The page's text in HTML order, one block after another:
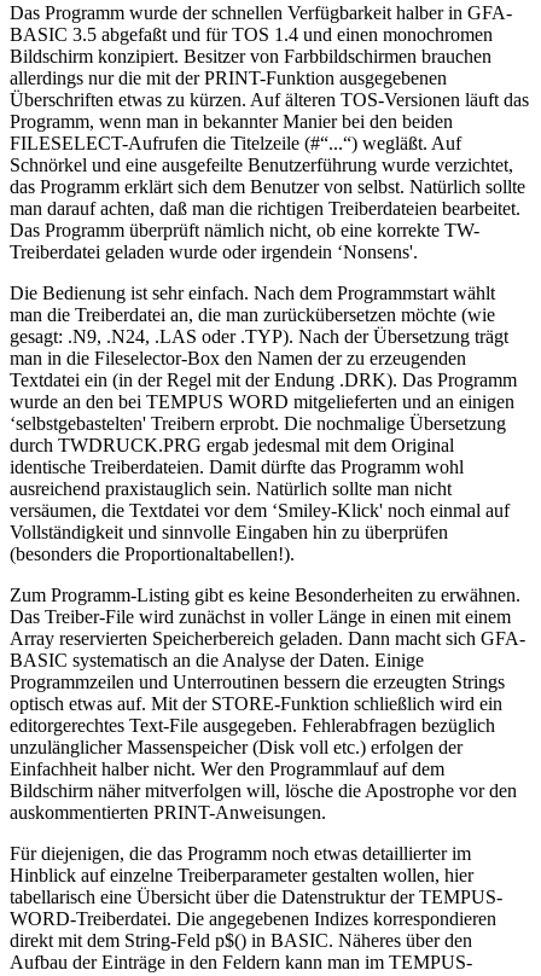
Das Programm wurde der schnellen Verfügbarkeit halber in GFA-
BASIC 3.5 abgefaßt und für TOS 1.4 und einen monochromen
Bildschirm konzipiert. Besitzer von Farbbildschirmen brauchen
allerdings nur die mit der PRINT-Funktion ausgegebenen
Überschriften etwas zu kürzen. Auf älteren TOS-Versionen läuft das
Programm, wenn man in bekannter Manier bei den beiden
FILESELECT-Aufrufen die Titelzeile (#“...“) wegläßt. Auf
Schnörkel und eine ausgefeilte Benutzerführung wurde verzichtet,
das Programm erklärt sich dem Benutzer von selbst. Natürlich sollte
man darauf achten, daß man die richtigen Treiberdateien bearbeitet.
Das Programm überprüft nämlich nicht, ob eine korrekte TW-
Treiberdatei geladen wurde oder irgendein ‘Nonsens'.
Die Bedienung ist sehr einfach. Nach dem Programmstart wählt
man die Treiberdatei an, die man zurückübersetzen möchte (wie
gesagt: .N9, .N24, .LAS oder .TYP). Nach der Übersetzung trägt
man in die Fileselector-Box den Namen der zu erzeugenden
Textdatei ein (in der Regel mit der Endung .DRK). Das Programm
wurde an den bei TEMPUS WORD mitgelieferten und an einigen
‘selbstgebastelten' Treibern erprobt. Die nochmalige Übersetzung
durch TWDRUCK.PRG ergab jedesmal mit dem Original
identische Treiberdateien. Damit dürfte das Programm wohl
ausreichend praxistauglich sein. Natürlich sollte man nicht
versäumen, die Textdatei vor dem ‘Smiley-Klick' noch einmal auf
Vollständigkeit und sinnvolle Eingaben hin zu überprüfen
(besonders die Proportionaltabellen!).
Zum Programm-Listing gibt es keine Besonderheiten zu erwähnen.
Das Treiber-File wird zunächst in voller Länge in einen mit einem
Array reservierten Speicherbereich geladen. Dann macht sich GFA-
BASIC systematisch an die Analyse der Daten. Einige
Programmzeilen und Unterroutinen bessern die erzeugten Strings
optisch etwas auf. Mit der STORE-Funktion schließlich wird ein
editorgerechtes Text-File ausgegeben. Fehlerabfragen bezüglich
unzulänglicher Massenspeicher (Disk voll etc.) erfolgen der
Einfachheit halber nicht. Wer den Programmlauf auf dem
Bildschirm näher mitverfolgen will, lösche die Apostrophe vor den
auskommentierten PRINT-Anweisungen.
Für diejenigen, die das Programm noch etwas detaillierter im
Hinblick auf einzelne Treiberparameter gestalten wollen, hier
tabellarisch eine Übersicht über die Datenstruktur der TEMPUS-
WORD-Treiberdatei. Die angegebenen Indizes korrespondieren
direkt mit dem String-Feld p$() in BASIC. Näheres über den
Aufbau der Einträge in den Feldern kann man im TEMPUS-